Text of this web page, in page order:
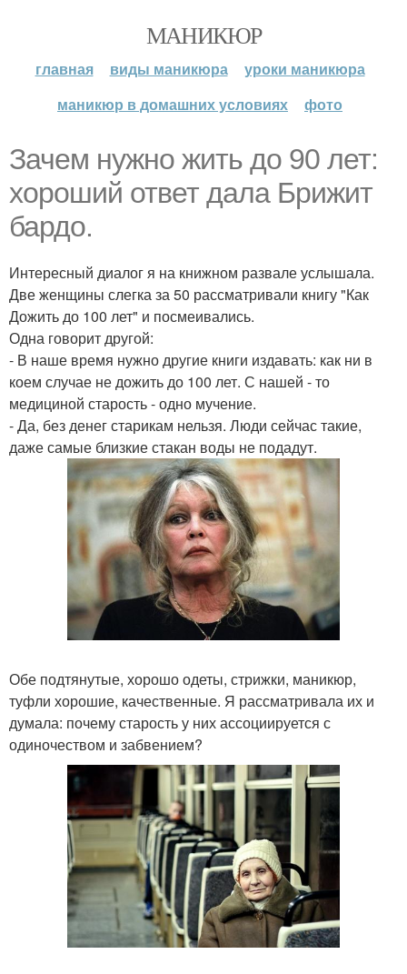
МАНИКЮР
главная виды маникюра
уроки маникюра
маникюр в домашних условиях
фото
Зачем нужно жить до 90 лет:
хороший ответ дала Брижит
бардо.
Интересный диалог я на книжном развале услышала.
Две женщины слегка за 50 рассматривали книгу "Как
Дожить до 100 лет" и посмеивались.
Одна говорит другой:
- В наше время нужно другие книги издавать: как ни в
коем случае не дожить до 100 лет. С нашей - то
медициной старость - одно мучение.
- Да, без денег старикам нельзя. Люди сейчас такие,
даже самые близкие стакан воды не подадут.
Обе подтянутые, хорошо одеты, стрижки, маникюр,
туфли хорошие, качественные. Я рассматривала их и
думала: почему старость у них ассоциируется с
одиночеством и забвением?